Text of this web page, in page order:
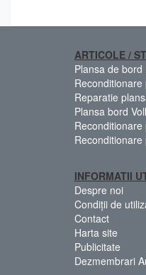
ARTICOLE /
Plansa de
Reparatie
Plansa bord
INFORMATII
Despre noi
Condiții de
Contact
Harta site
Publicitate
Dezmembrari